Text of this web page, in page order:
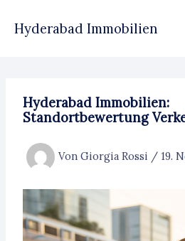
Inhalt
springen
Hyderabad Immobilien
Hyderabad Immobilien:
Standortbewertung
Von Giorgia Rossi / 19.